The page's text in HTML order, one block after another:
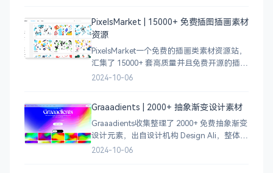
计，应
PixelsMarket | 15000+ 免费插图插画素材
资源
PixelsMarket一个免费的插画类素材资源站，
汇集了 15000+ 套高质量并且免费开源的插图
插画和图标资源。
2024-10-06
Graaadients | 2000+ 抽象渐变设计素材
Graaadients收集整理了 2000+ 免费抽象渐变
设计元素，出自设计机构 Design Ali，整体渐
变色比较鲜艳，更像是 AI 生成的元素，需要
2024-10-06